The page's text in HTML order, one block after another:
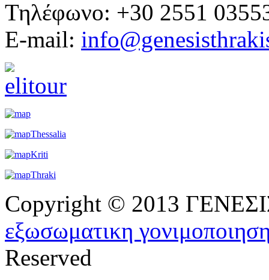
Τηλέφωνο: +30 2551
E-mail:
Copyright © 2013
εξωσωματικη
Reserved